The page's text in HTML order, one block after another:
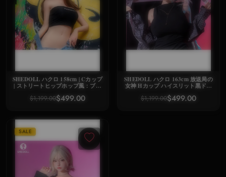
SHEDOLL ハクロ 158cm | Cカップ
| ストリートヒップホップ風：ブラ
ーオール | スリム＆バストアップ |
$1,199.00$499.00
SHEDOLL ハクロ 163cm 放送局の
女神 Hカップ ハイスリット黒ドレ
ィ スタジオ収蔵版
$1,199.00$499.00
SALE